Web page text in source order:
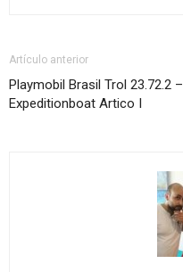
Artículo anterior
Playmobil Brasil Trol 23.72.2 –
Expeditionboat Artico I